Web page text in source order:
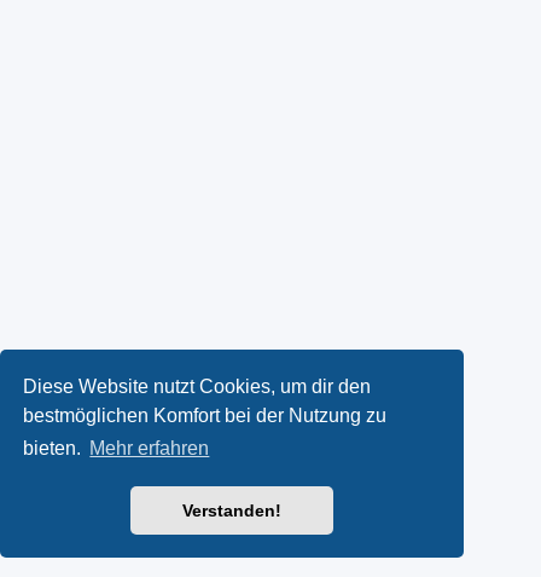
Diese Website nutzt Cookies, um dir den
bestmöglichen Komfort bei der Nutzung zu
bieten. Mehr erfahren
Verstanden!